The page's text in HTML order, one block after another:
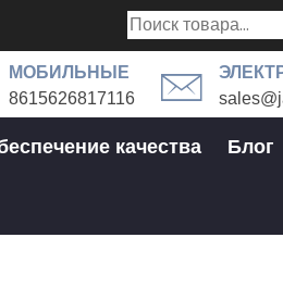
МОБИЛЬНЫЕ
8615626817116
качества Блог